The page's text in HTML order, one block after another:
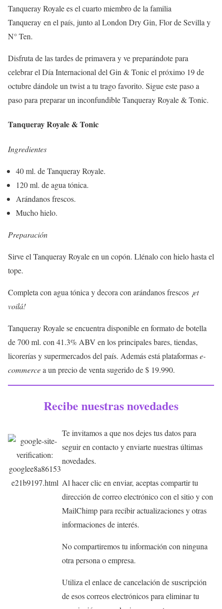
Tanqueray Royale es el cuarto miembro de la familia
Tanqueray en el país, junto al London Dry Gin, Flor de Sevilla y
N° Ten.
Disfruta de las tardes de primavera y ve preparándote para
celebrar el Día Internacional del Gin & Tonic el próximo 19 de
octubre dándole un twist a tu trago favorito. Sigue este paso a
paso para preparar un inconfundible Tanqueray Royale & Tonic.
Tanqueray Royale & Tonic
Ingredientes
40 ml. de Tanqueray Royale.
120 ml. de agua tónica.
Arándanos frescos.
Mucho hielo.
Preparación
Sirve el Tanqueray Royale en un copón. Llénalo con hielo hasta el
tope.
Completa con agua tónica y decora con arándanos frescos ¡et
voilá!
Tanqueray Royale se encuentra disponible en formato de botella
de 700 ml. con 41.3% ABV en los principales bares, tiendas,
licorerías y supermercados del país. Además está plataformase-
commercea un precio de venta sugerido de $ 19.990.
Recibe nuestras novedades
Te invitamos a que nos dejes tus datos para
seguir en contacto y enviarte nuestras últimas
novedades.
Al hacer clic en enviar, aceptas compartir tu
dirección de correo electrónico con el sitio y con
MailChimp para recibir actualizaciones y otras
informaciones de interés.
No compartiremos tu información con ninguna
otra persona o empresa.
Utiliza el enlace de cancelación de suscripción
de esos correos electrónicos para eliminar tu